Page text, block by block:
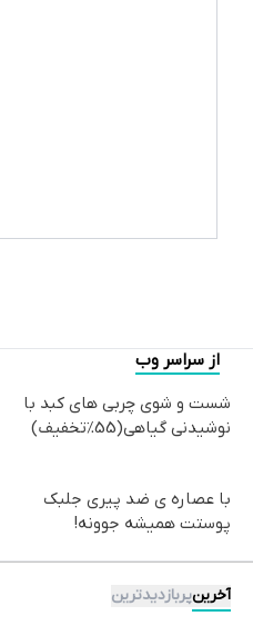
از سراسر وب
شست و شوی چربی های کبد با
نوشیدنی گیاهی(55%تخفیف)
با عصاره ی ضد پیری جلبک
پوستت همیشه جوونه!
آخرینپربازدیدترین